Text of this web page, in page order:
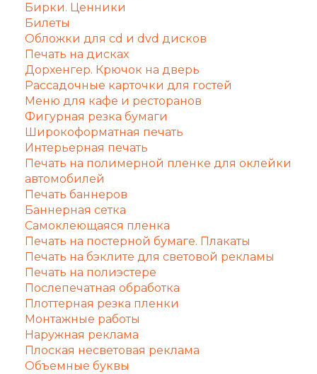
Бирки. Ценники
Билеты
Обложки для cd и dvd дисков
Печать на дисках
Дорхенгер. Крючок на дверь
Рассадочные карточки для гостей
Меню для кафе и ресторанов
Фигурная резка бумаги
Широкоформатная печать
Интерьерная печать
Печать на полимерной пленке для оклейки
автомобилей
Печать баннеров
Баннерная сетка
Самоклеющаяся пленка
Печать на постерной бумаге. Плакаты
Печать на бэклите для световой рекламы
Печать на полиэстере
Послепечатная обработка
Плоттерная резка пленки
Монтажные работы
Наружная реклама
Плоская несветовая реклама
Объемные буквы